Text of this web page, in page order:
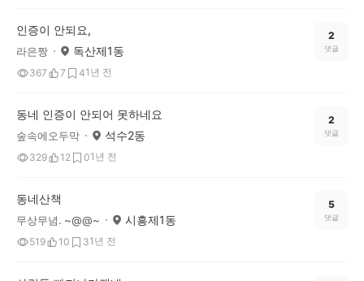
인증이 안되요,
라은짱 독산제1동
367 7 41년 전
2
댓글
동네 인증이 안되어 못하네요
숲속에오두막 석수2동
329 12 01년 전
2
댓글
동네산책
무상무념. ~@@~ 시흥제1동
519 10 31년 전
5
댓글